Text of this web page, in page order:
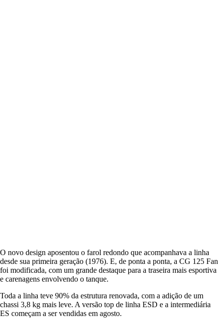
O novo design aposentou o farol redondo que acompanhava a linha
desde sua primeira geração (1976). E, de ponta a ponta, a CG 125 Fan
foi modificada, com um grande destaque para a traseira mais esportiva
e carenagens envolvendo o tanque.
Toda a linha teve 90% da estrutura renovada, com a adição de um
chassi 3,8 kg mais leve. A versão top de linha ESD e a intermediária
ES começam a ser vendidas em agosto.